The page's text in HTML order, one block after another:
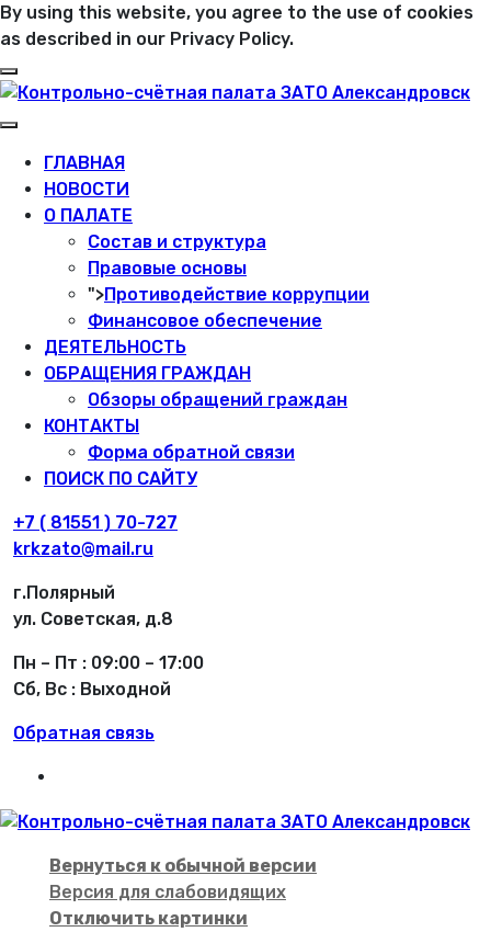
By using this website, you agree to the use of cookies
as described in our Privacy Policy.
ГЛАВНАЯ
НОВОСТИ
О ПАЛАТЕ
Состав и структура
Правовые основы
">Противодействие коррупции
Финансовое обеспечение
ДЕЯТЕЛЬНОСТЬ
ОБРАЩЕНИЯ ГРАЖДАН
Обзоры обращений граждан
КОНТАКТЫ
Форма обратной связи
ПОИСК ПО САЙТУ
+7 ( 81551 ) 70-727
krkzato@mail.ru
г.Полярный
ул. Советская, д.8
Пн – Пт : 09:00 – 17:00
Сб, Вс : Выходной
Обратная связь
Вернуться к обычной версии
Версия для слабовидящих
Отключить картинки